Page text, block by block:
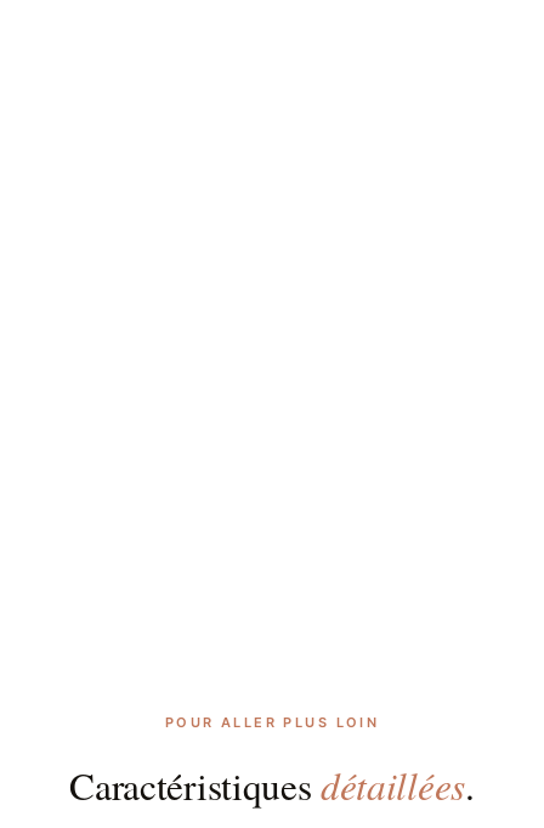
POUR ALLER PLUS LOIN
Caractéristiquesdétaillées.